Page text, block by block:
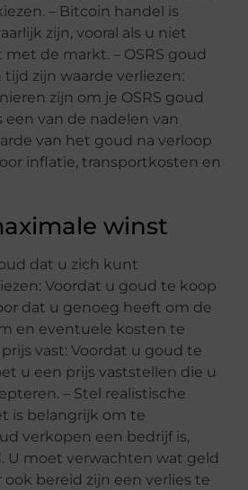
– Bitcoin handel is
zijn, vooral als u niet
de markt. – OSRS goud
tijd zijn waarde verliezen:
zijn om je OSRS goud
een van de nadelen van
van het goud na verloop
inflatie, transportkosten en
winst
dat u zich kunt
Voordat u goud te koop
dat u genoeg heeft om de
en eventuele kosten te
vast: Voordat u goud te
u een prijs vaststellen die u
– Stel realistische
is belangrijk om te
verkopen een bedrijf is,
U moet verwachten wat geld
bereid zijn een verlies te